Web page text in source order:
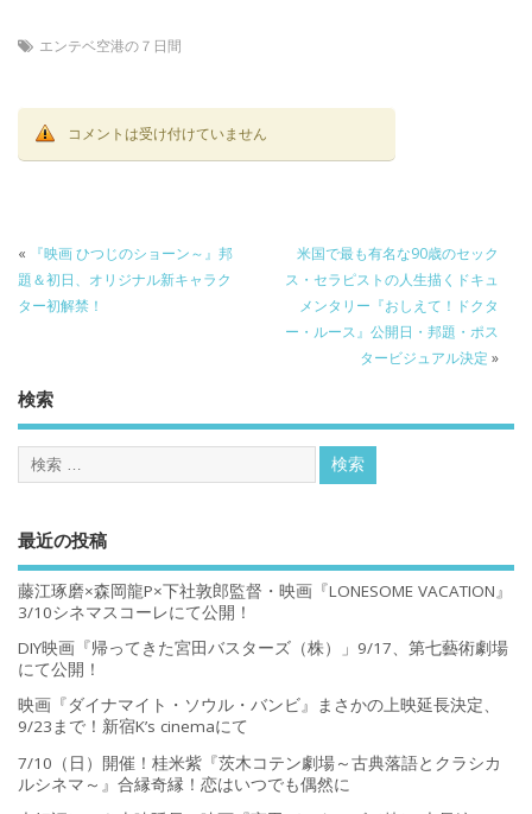
エンテベ空港の７日間
コメントは受け付けていません
«
『映画 ひつじのショーン～』邦
題＆初日、オリジナル新キャラク
ター初解禁！
米国で最も有名な90歳のセック
ス・セラピストの人生描くドキュ
メンタリー『おしえて！ドクタ
ー・ルース』公開日・邦題・ポス
タービジュアル決定 »
検索
最近の投稿
藤江琢磨×森岡龍P×下社敦郎監督・映画『LONESOME VACATION』
3/10シネマスコーレにて公開！
DIY映画『帰ってきた宮田バスターズ（株）」9/17、第七藝術劇場
にて公開！
映画『ダイナマイト・ソウル・バンビ』まさかの上映延長決定、
9/23まで！新宿K’s cinemaにて
7/10（日）開催！桂米紫『茨木コテン劇場～古典落語とクラシカ
ルシネマ～』合縁奇縁！恋はいつでも偶然に